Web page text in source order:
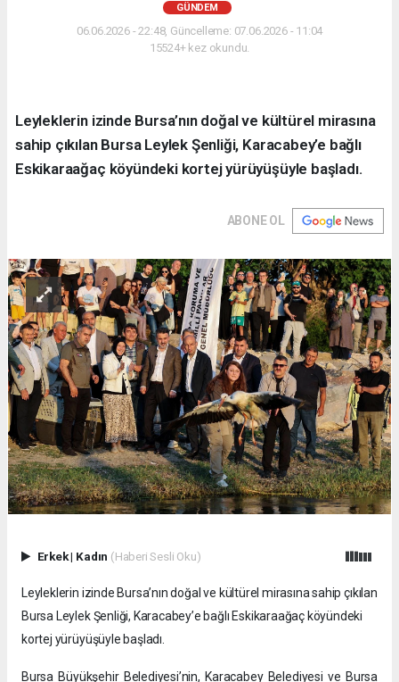
GÜNDEM
06.06.2026 - 22:48, Güncelleme: 07.06.2026 - 11:04
15524+ kez okundu.
Leyleklerin izinde Bursa’nın doğal ve kültürel mirasına
sahip çıkılan Bursa Leylek Şenliği, Karacabey’e bağlı
Eskikaraağaç köyündeki kortej yürüyüşüyle başladı.
ABONE OL
Erkek| Kadın (Haberi Sesli Oku)
Leyleklerin izinde Bursa’nın doğal ve kültürel mirasına sahip çıkılan
Bursa Leylek Şenliği, Karacabey’e bağlı Eskikaraağaç köyündeki
kortej yürüyüşüyle başladı.
Bursa Büyükşehir Belediyesi’nin, Karacabey Belediyesi ve Bursa